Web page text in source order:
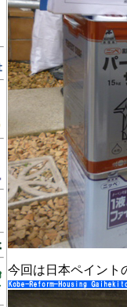
今回は日本ペイント